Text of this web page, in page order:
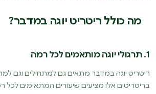
מה כולל ריטריט יוגה במדבר?
1. תרגולי יוגה מותאמים לכל רמה
ריטריט יוגה במדבר מתאים גם למתחילים וגם
בריטריטים אלו מציעים שיעורים המתאימים לכל